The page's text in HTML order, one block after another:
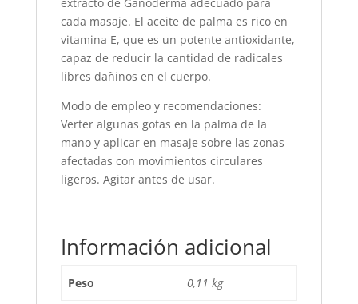
cada masaje. El aceite de palma es rico en
vitamina E, que es un potente antioxidante,
capaz de reducir la cantidad de radicales
libres dañinos en el cuerpo.
Modo de empleo y recomendaciones:
Verter algunas gotas en la palma de la
mano y aplicar en masaje sobre las zonas
afectadas con movimientos circulares
ligeros. Agitar antes de usar.
Información adicional
Peso 0,11 kg